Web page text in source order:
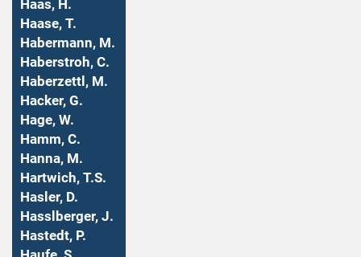
Haas, H.
Haase, T.
Habermann, M.
Haberstroh, C.
Haberzettl, M.
Hacker, G.
Hage, W.
Hamm, C.
Hanna, M.
Hartwich, T.S.
Hasler, D.
Hasslberger, J.
Hastedt, P.